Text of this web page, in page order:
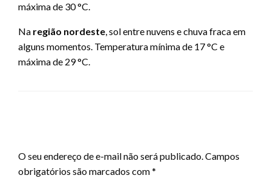
máxima de 30 °C.
Na região nordeste, sol entre nuvens e chuva fraca em
alguns momentos. Temperatura mínima de 17 °C e
máxima de 29 °C.
O seu endereço de e-mail não será publicado.Campos
obrigatórios são marcados com*